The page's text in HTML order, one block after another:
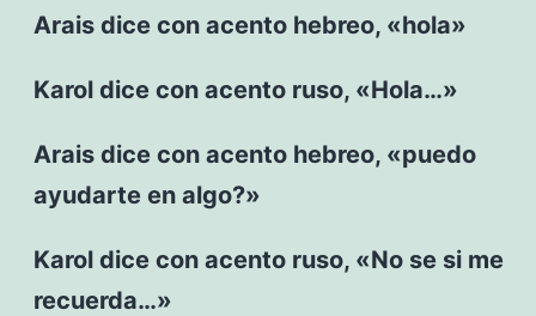
Arais dice con acento hebreo, «hola»
Karol dice con acento ruso, «Hola…»
Arais dice con acento hebreo, «puedo
ayudarte en algo?»
Karol dice con acento ruso, «No se si me
recuerda…»